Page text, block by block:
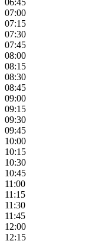
06:45
07:00
07:15
07:30
07:45
08:00
08:15
08:30
08:45
09:00
09:15
09:30
09:45
10:00
10:15
10:30
10:45
11:00
11:15
11:30
11:45
12:00
12:15